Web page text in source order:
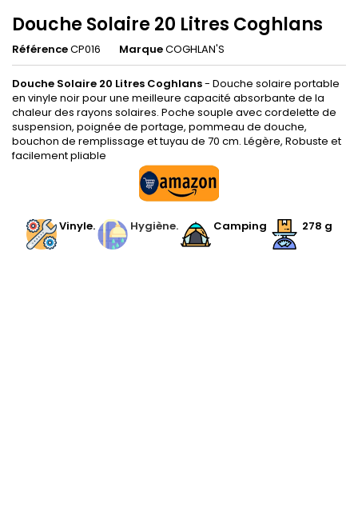
Douche Solaire 20 Litres Coghlans
RéférenceCP016 MarqueCOGHLAN'S
Douche Solaire 20 Litres Coghlans- Douche solaire portable
en vinyle noir pour une meilleure capacité absorbante de la
chaleur des rayons solaires. Poche souple avec cordelette de
suspension, poignée de portage, pommeau de douche,
bouchon de remplissage et tuyau de 70 cm. Légère, Robuste et
facilement pliable
Vinyle. Hygiène. Camping 278 g